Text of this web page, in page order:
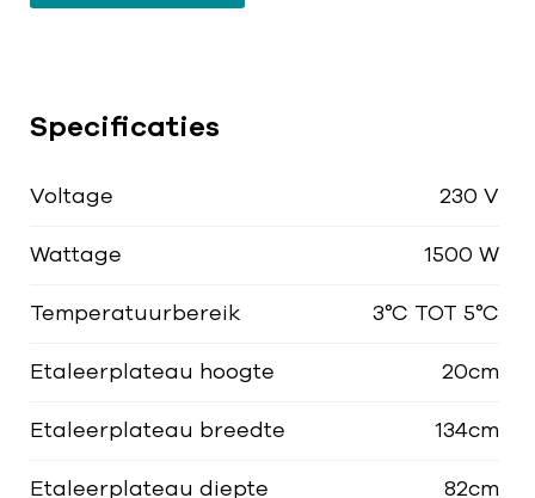
Specificaties
Voltage 230 V
Wattage 1500 W
Temperatuurbereik 3°C TOT 5°C
Etaleerplateau hoogte 20cm
Etaleerplateau breedte 134cm
Etaleerplateau diepte 82cm